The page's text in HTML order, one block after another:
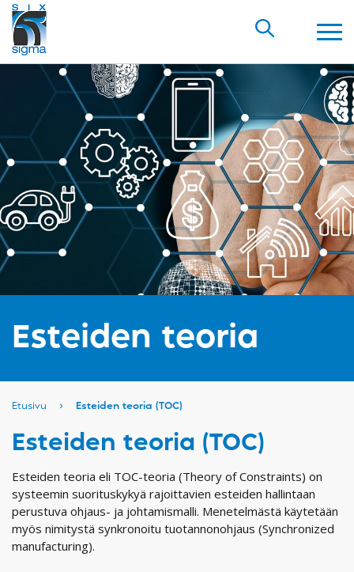
Esteiden teoria
Etusivu › Esteiden teoria (TOC)
Esteiden teoria (TOC)
Esteiden teoria eli TOC-teoria (Theory of Constraints) on
systeemin suorituskykyä rajoittavien esteiden hallintaan
perustuva ohjaus- ja johtamismalli. Menetelmästä käytetään
myös nimitystä synkronoitu tuotannonohjaus (Synchronized
manufacturing).